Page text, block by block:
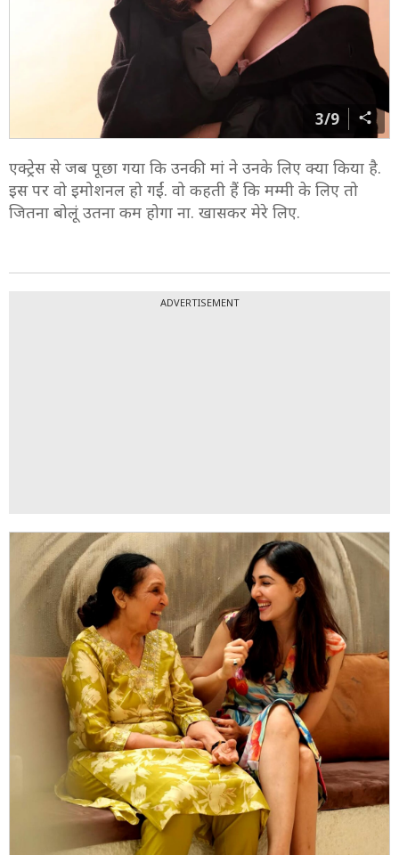
3/9
एक्ट्रेस से जब पूछा गया कि उनकी मां ने उनके लिए क्या किया है.
इस पर वो इमोशनल हो गईं. वो कहती हैं कि मम्मी के लिए तो
जितना बोलूं उतना कम होगा ना. खासकर मेरे लिए.
ADVERTISEMENT